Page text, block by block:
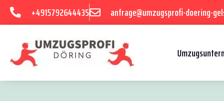
+4915792644435 anfrage@umzugsprofi-doering-